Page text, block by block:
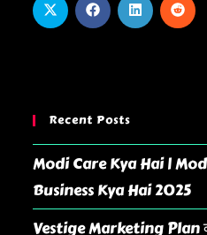
Recent Posts
Modi Care Kya Hai |
Business Kya Hai 2025
Vestige Marketing Plan की